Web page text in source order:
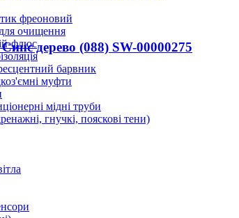
фреоновий
очищення
флюс
барвник
муфти
мідні труби
гнучкі, пояскові тени)
дерево (088) SW-00000275